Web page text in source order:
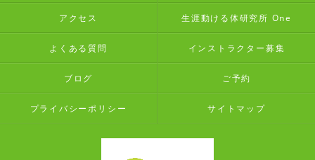
アクセス 生涯動ける体研究所 One
よくある質問 インストラクター募集
ブログ ご予約
プライバシーポリシー サイトマップ